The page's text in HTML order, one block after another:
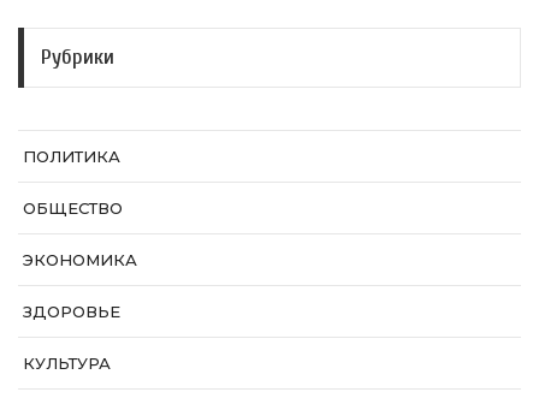
Рубрики
ПОЛИТИКА
ОБЩЕСТВО
ЭКОНОМИКА
ЗДОРОВЬЕ
КУЛЬТУРА